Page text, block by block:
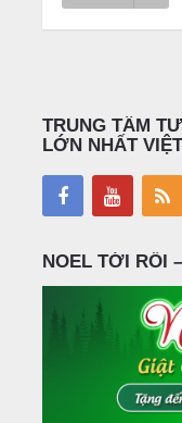
TRUNG TÂM
LỚN NHẤT
NOEL TỚI RỒI